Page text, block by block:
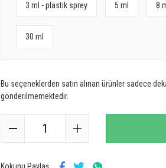
3 ml - plastik sprey 5 ml 8
30 ml
Bu seçeneklerden satın alınan ürünler sadece
gönderilmemektedir.